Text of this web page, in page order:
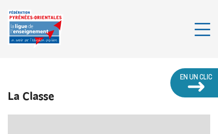
EN UN CLIC
La Classe